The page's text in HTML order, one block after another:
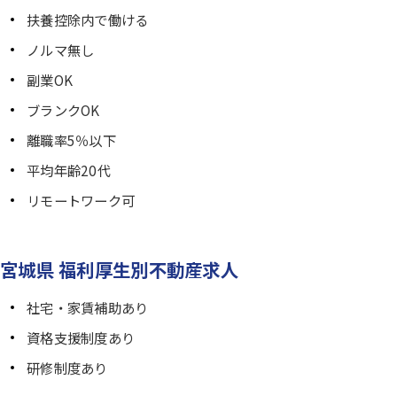
扶養控除内で働ける
ノルマ無し
副業OK
ブランクOK
離職率5％以下
平均年齢20代
リモートワーク可
宮城県 福利厚生別不動産求人
社宅・家賃補助あり
資格支援制度あり
研修制度あり